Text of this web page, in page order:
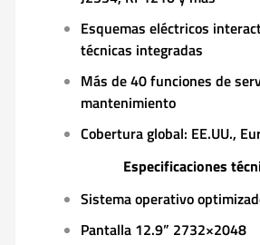
Esquemas eléctricos
técnicas integradas
Más de 40 funciones de
mantenimiento
Cobertura global: EE.UU.,
Especificaciones
Sistema operativo
Pantalla 12.9” 2732×2048